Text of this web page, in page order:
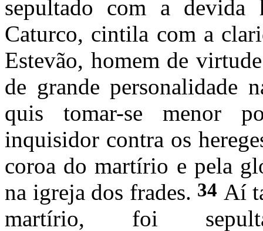
sepultado com a
Caturco, cintila com a
Estevão, homem de
de grande personalidade
quis tomar-se menor
inquisidor contra os
coroa do martírio e pela
na igreja dos frades. 34 Aí
martírio, foi